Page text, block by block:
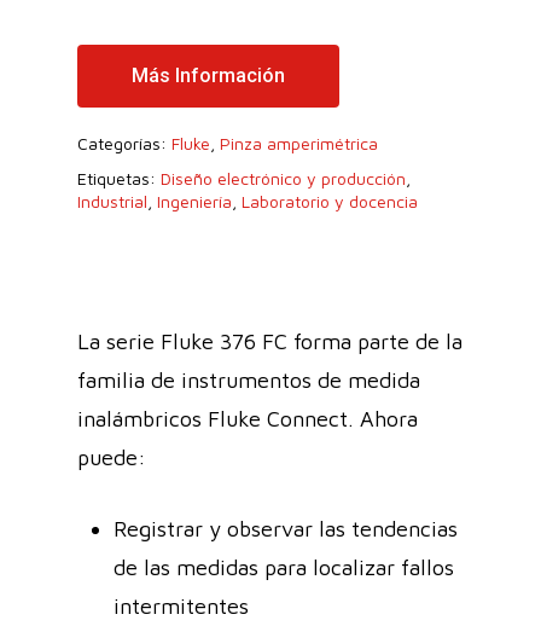
Más Información
Categorías: Fluke Pinza amperimétrica
Etiquetas: Diseño electrónico y producción
Industrial Ingeniería Laboratorio y docencia
La serie Fluke 376 FC forma parte de la
familia de instrumentos de medida
inalámbricos Fluke Connect. Ahora
puede:
Registrar y observar las tendencias
de las medidas para localizar fallos
intermitentes